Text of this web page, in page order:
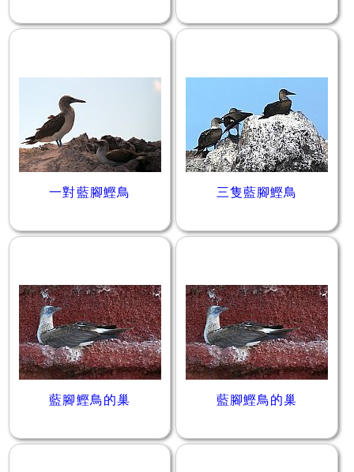
一對藍腳鰹鳥 三隻藍腳鰹鳥
藍腳鰹鳥的巢 藍腳鰹鳥的巢